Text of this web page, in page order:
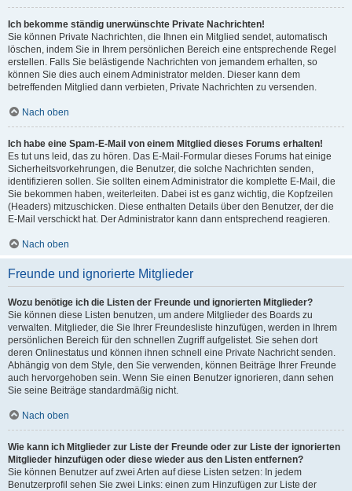
Ich bekomme ständig unerwünschte Private Nachrichten!
Sie können Private Nachrichten, die Ihnen ein Mitglied sendet, automatisch
löschen, indem Sie in Ihrem persönlichen Bereich eine entsprechende Regel
erstellen. Falls Sie belästigende Nachrichten von jemandem erhalten, so
können Sie dies auch einem Administrator melden. Dieser kann dem
betreffenden Mitglied dann verbieten, Private Nachrichten zu versenden.
Nach oben
Ich habe eine Spam-E-Mail von einem Mitglied dieses Forums erhalten!
Es tut uns leid, das zu hören. Das E-Mail-Formular dieses Forums hat einige
Sicherheitsvorkehrungen, die Benutzer, die solche Nachrichten senden,
identifizieren sollen. Sie sollten einem Administrator die komplette E-Mail, die
Sie bekommen haben, weiterleiten. Dabei ist es ganz wichtig, die Kopfzeilen
(Headers) mitzuschicken. Diese enthalten Details über den Benutzer, der die
E-Mail verschickt hat. Der Administrator kann dann entsprechend reagieren.
Nach oben
Freunde und ignorierte Mitglieder
Wozu benötige ich die Listen der Freunde und ignorierten Mitglieder?
Sie können diese Listen benutzen, um andere Mitglieder des Boards zu
verwalten. Mitglieder, die Sie Ihrer Freundesliste hinzufügen, werden in Ihrem
persönlichen Bereich für den schnellen Zugriff aufgelistet. Sie sehen dort
deren Onlinestatus und können ihnen schnell eine Private Nachricht senden.
Abhängig von dem Style, den Sie verwenden, können Beiträge Ihrer Freunde
auch hervorgehoben sein. Wenn Sie einen Benutzer ignorieren, dann sehen
Sie seine Beiträge standardmäßig nicht.
Nach oben
Wie kann ich Mitglieder zur Liste der Freunde oder zur Liste der ignorierten
Mitglieder hinzufügen oder diese wieder aus den Listen entfernen?
Sie können Benutzer auf zwei Arten auf diese Listen setzen: In jedem
Benutzerprofil sehen Sie zwei Links: einen zum Hinzufügen zur Liste der